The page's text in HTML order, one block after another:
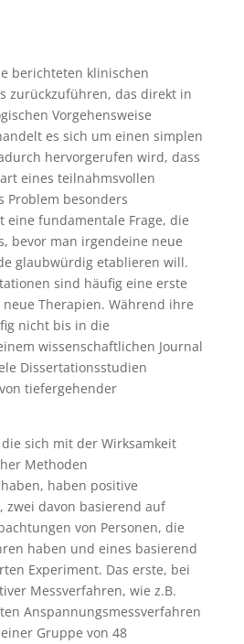
berichteten klinischen
zurückzuführen, das direkt in
Vorgehensweise
es sich um einen simplen
hervorgerufen wird, dass
eines teilnahmsvollen
Problem besonders
eine fundamentale Frage, die
bevor man irgendeine neue
glaubwürdig etablieren will.
sind häufig eine erste
Therapien. Während ihre
nicht bis in die
wissenschaftlichen Journal
Dissertationsstudien
tiefergehender
sich mit der Wirksamkeit
Methoden
haben positive
zwei davon basierend auf
von Personen, die
haben und eines basierend
Experiment. Das erste, bei
Messverfahren, wie z.B.
Anspannungsmessverfahren
Gruppe von 48